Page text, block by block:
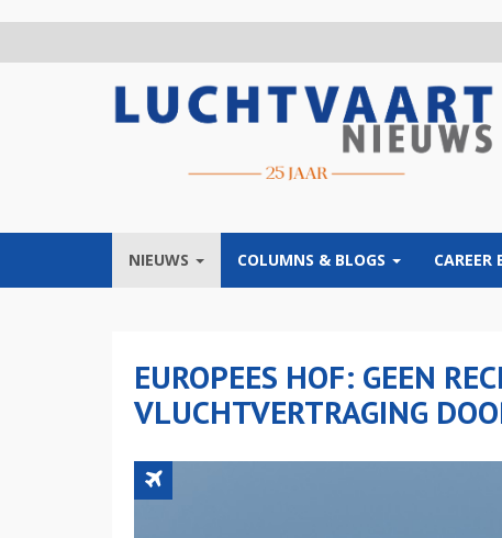
NIEUWS COLUMNS & BLOGS CAREER
EUROPEES HOF: GEEN
VLUCHTVERTRAGING